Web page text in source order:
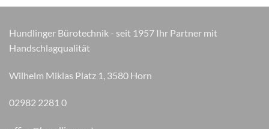
Hundlinger Bürotechnik - seit 1957 Ihr Partner mit
Handschlagqualität
Wilhelm Miklas Platz 1, 3580 Horn
02982 2281 0